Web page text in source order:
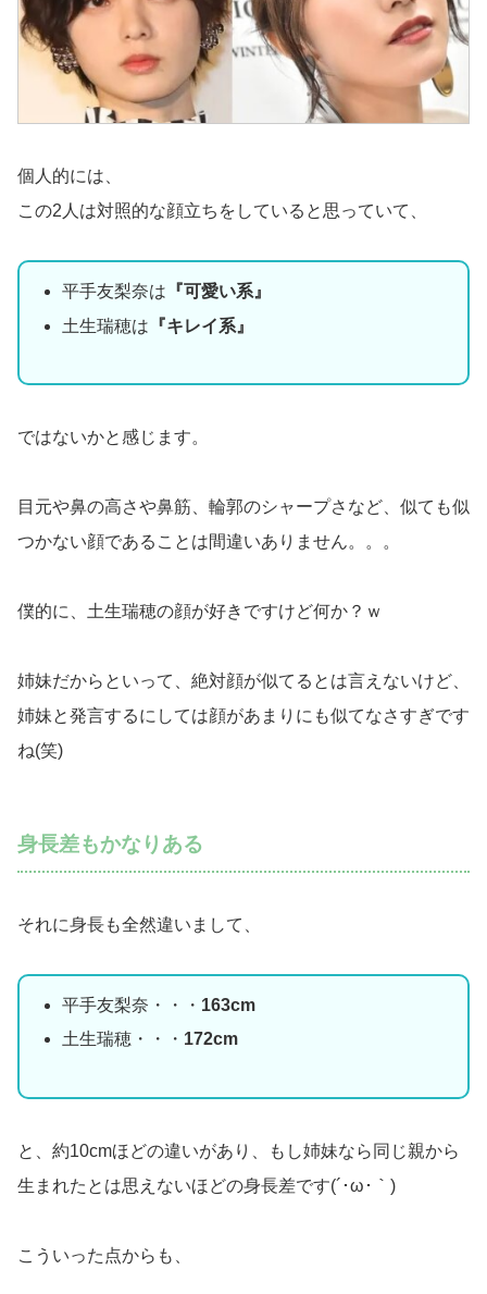
個人的には、
この2人は対照的な顔立ちをしていると思っていて、
平手友梨奈は 『可愛い系』
土生瑞穂は 『キレイ系』
ではないかと感じます。
目元や鼻の高さや鼻筋、輪郭のシャープさなど、似ても似
つかない顔であることは間違いありません。。。
僕的に、土生瑞穂の顔が好きですけど何か？ｗ
姉妹だからといって、絶対顔が似てるとは言えないけど、
姉妹と発言するにしては顔があまりにも似てなさすぎです
ね(笑)
身長差もかなりある
それに身長も全然違いまして、
平手友梨奈・・・ 163cm
土生瑞穂・・・ 172cm
と、約10cmほどの違いがあり、もし姉妹なら同じ親から
生まれたとは思えないほどの身長差です(´･ω･｀)
こういった点からも、